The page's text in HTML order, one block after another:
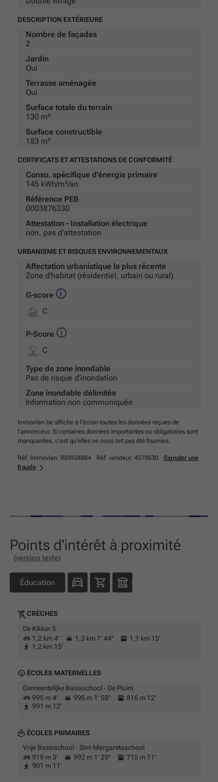
DESCRIPTION EXTÉRIEURE
Nombre de façades
2
Jardin
Oui
Terrasse aménagée
Oui
Surface totale du terrain
130 m²
Surface constructible
183 m²
CERTIFICATS ET ATTESTATIONS DE CONFORMITÉ
Conso. spécifique d'énergie primaire
145 kWh/m²/an
Référence PEB
0003876330
Attestation - Installation électrique
non, pas d'attestation
URBANISME ET RISQUES ENVIRONNEMENTAUX
Affectation urbanistique la plus récente
Zone d'habitat (résidentiel, urbain ou rural)
G-score
C
P-Score
C
Type de zone inondable
Pas de risque d’inondation
Zone inondable délimitée
Information non communiquée
Immovlan.be affiche à l’écran toutes les données reçues de
l’annonceur. Si certaines données importantes ou obligatoires sont
manquantes, c’est qu’elles ne nous ont pas été fournies.
Réf. Immovlan: RBW04884 Réf. vendeur: 4378630
Signaler une
fraude
Points d'intérêt à proximité
(version texte)
Éducation
CRÈCHES
De Kikker 5
1,2 km 4'
1,3 km 1' 44''
1,1 km 15'
1,2 km 15'
ÉCOLES MATERNELLES
Gemeentelijke Basisschool - De Pluim
995 m 4'
995 m 1' 58''
816 m 12'
991 m 12'
ÉCOLES PRIMAIRES
Vrije Basisschool - Sint-Margaretaschool
919 m 3'
992 m 1' 29''
715 m 11'
901 m 11'